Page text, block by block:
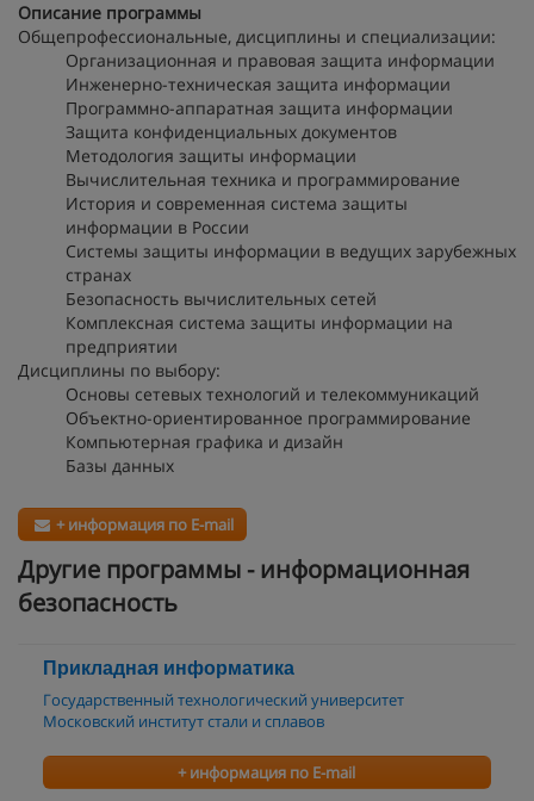
Описание программы
Общепрофессиональные, дисциплины и специализации:
Организационная и правовая защита информации
Инженерно-техническая защита информации
Программно-аппаратная защита информации
Защита конфиденциальных документов
Методология защиты информации
Вычислительная техника и программирование
История и современная система защиты
информации в России
Системы защиты информации в ведущих зарубежных
странах
Безопасность вычислительных сетей
Комплексная система защиты информации на
предприятии
Дисциплины по выбору:
Основы сетевых технологий и телекоммуникаций
Объектно-ориентированное программирование
Компьютерная графика и дизайн
Базы данных
+ информация по E-mail
Другие программы - информационная
безопасность
Прикладная информатика
Государственный технологический университет
Московский институт стали и сплавов
+ информация по E-mail